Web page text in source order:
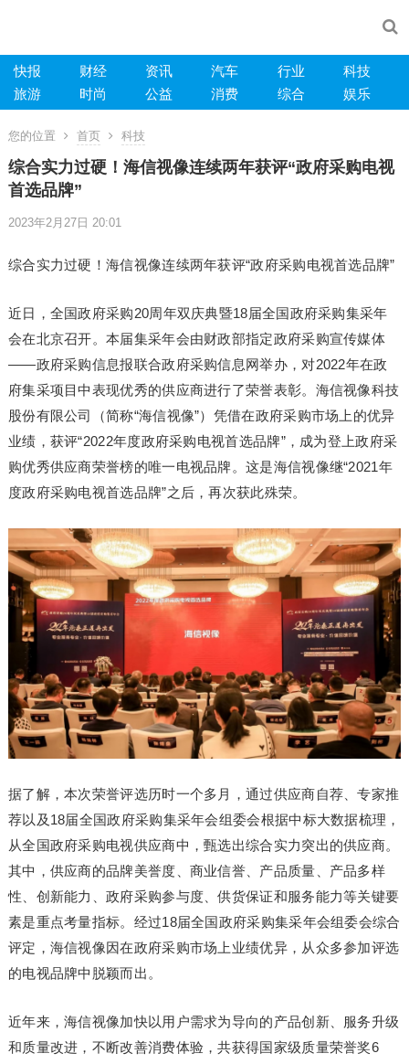
快报 财经 资讯 汽车 行业
科技
旅游
时尚 公益 消费 综合 娱乐
您的位置 首页 科技
综合实力过硬！海信视像连续两年获评“政府采购电视
首选品牌”
2023年2月27日 20:01
综合实力过硬！海信视像连续两年获评“政府采购电视首选品牌”
近日，全国政府采购20周年双庆典暨18届全国政府采购集采年
会在北京召开。本届集采年会由财政部指定政府采购宣传媒体
——政府采购信息报联合政府采购信息网举办，对2022年在政
府集采项目中表现优秀的供应商进行了荣誉表彰。海信视像科技
股份有限公司（简称“海信视像”）凭借在政府采购市场上的优异
业绩，获评“2022年度政府采购电视首选品牌”，成为登上政府采
购优秀供应商荣誉榜的唯一电视品牌。这是海信视像继“2021年
度政府采购电视首选品牌”之后，再次获此殊荣。
据了解，本次荣誉评选历时一个多月，通过供应商自荐、专家推
荐以及18届全国政府采购集采年会组委会根据中标大数据梳理，
从全国政府采购电视供应商中，甄选出综合实力突出的供应商。
其中，供应商的品牌美誉度、商业信誉、产品质量、产品多样
性、创新能力、政府采购参与度、供货保证和服务能力等关键要
素是重点考量指标。经过18届全国政府采购集采年会组委会综合
评定，海信视像因在政府采购市场上业绩优异，从众多参加评选
的电视品牌中脱颖而出。
近年来，海信视像加快以用户需求为导向的产品创新、服务升级
和质量改进，不断改善消费体验，共获得国家级质量荣誉奖6